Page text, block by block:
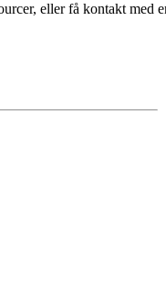
Ryd alle Udført
eller få kontakt med